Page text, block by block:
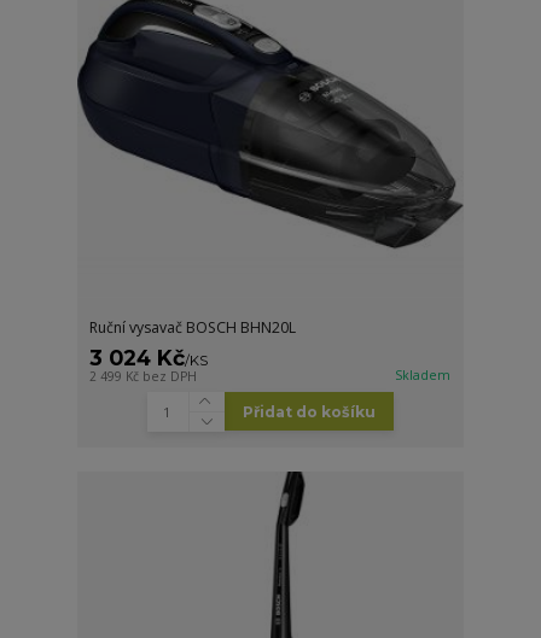
Ruční vysavač BOSCH BHN20L
3 024 Kč/KS
2 499 Kč bez DPH Skladem
Přidat do košíku